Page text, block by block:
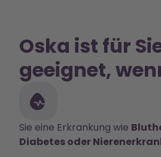
Oska ist für
geeignet,
Sie eine Erkrankung wie
Diabetes oder